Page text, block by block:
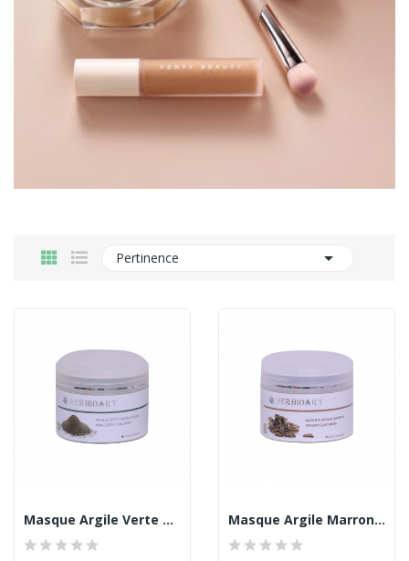
Pertinence 
Masque Argile Verte Antalgique Thalasso/Herbioart Masque Argile Marron Ghassoul /Herbioart